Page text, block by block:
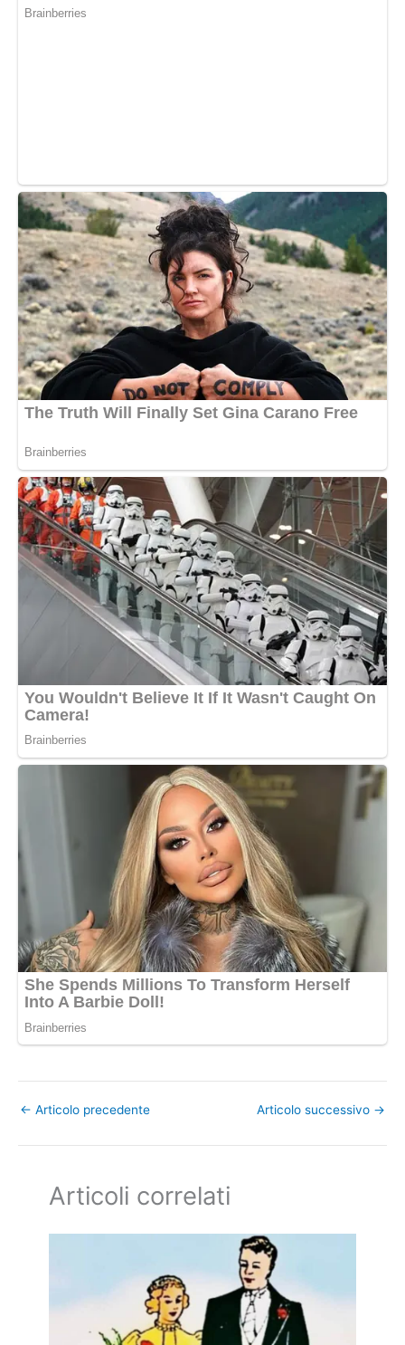
← Articolo precedente Articolo successivo →
Articoli correlati